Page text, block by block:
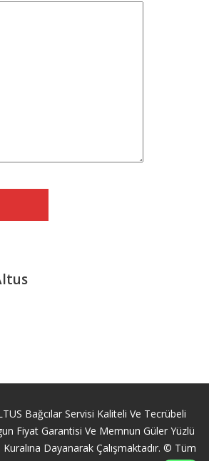
Bağcılar Servisi Kaliteli Ve Tecrübeli
Fiyat Garantisi Ve Memnun Güler Yüzlü
Dayanarak Çalışmaktadır. © Tüm